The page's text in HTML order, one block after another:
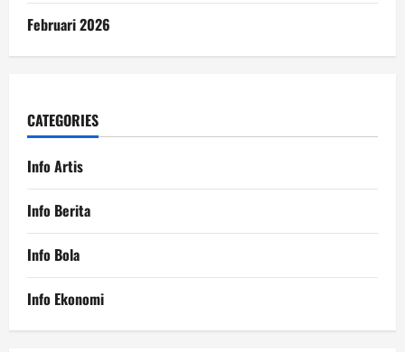
Februari 2026
CATEGORIES
Info Artis
Info Berita
Info Bola
Info Ekonomi